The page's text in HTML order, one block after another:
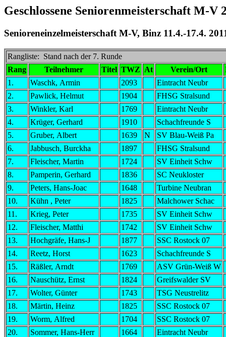
Geschlossene Seniorenmeisterschaft M-V
Senioreneinzelmeisterschaft M-V, Binz 11.4.-17.4.
Rangliste: Stand nach der 7. Runde
Rang
Teilnehmer Titel TWZ At Verein/Ort
1.
Waschk, Armin 2093
Eintracht Neubr
2.
Pawlick, Helmut 1904
FHSG Stralsund
3.
Winkler, Karl 1769
Eintracht Neubr
4.
Krüger, Gerhard 1910
Schachfreunde S
5.
Gruber, Albert 1639 N
SV Blau-Weiß Pa
6.
Jabbusch, Burckha 1897
FHSG Stralsund
7.
Fleischer, Martin 1724
SV Einheit Schw
8.
Pamperin, Gerhard 1836
SC Neukloster
9.
Peters, Hans-Joac 1648
Turbine Neubran
10.
Kühn , Peter 1825
Malchower Schac
11.
Krieg, Peter 1735
SV Einheit Schw
12.
Fleischer, Matthi 1742
SV Einheit Schw
13.
Hochgräfe, Hans-J 1877
SSC Rostock 07
14.
Reetz, Horst 1623
Schachfreunde S
15.
Räßler, Arndt 1769
ASV Grün-Weiß W
16.
Nauschütz, Ernst 1824
Greifswalder SV
17.
Wolter, Günter 1743
TSG Neustrelitz
18.
Märtin, Heinz 1825
SSC Rostock 07
19.
Worm, Alfred 1704
SSC Rostock 07
20.
Sommer, Hans-Herr 1664
Eintracht Neubr